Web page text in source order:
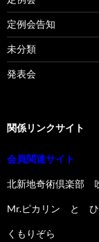
定例会告知
未分類
発表会
関係リンクサイト
会員関連サイト
北新地奇術倶楽部
Mr.ピカリン と ひ
くもりぞら